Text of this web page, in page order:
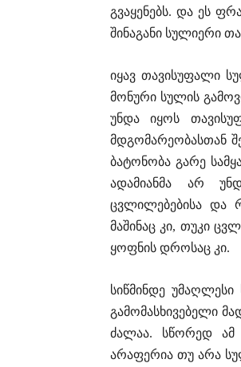
გვაყენებს. და ეს
შინაგანი სულიერი
იყავ თავისუფალი
მონური სულის
უნდა იყოს
მდგომარეობასთან
ბატონობა გარე
ადამიანმა არ
ცვლილებებისა და
მაშინაც კი, თუკი
ყოფნის დროსაც კი.
სიწმინდე
გამომასხივებელი
ძალაა. სწორედ ამ
არაფერია თუ არა